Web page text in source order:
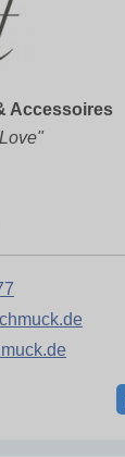
Accessoires